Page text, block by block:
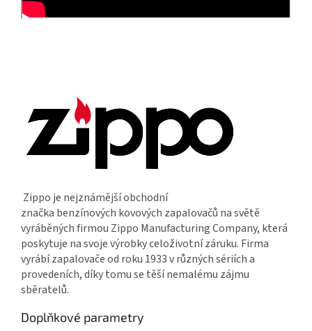
Zippo je nejznámější obchodní
značka benzínových kovových zapalovačů na světě
vyráběných firmou Zippo Manufacturing Company, která
poskytuje na svoje výrobky celoživotní záruku. Firma
vyrábí zapalovače od roku 1933 v různých sériích a
provedeních, díky tomu se těší nemalému zájmu
sběratelů.
Doplňkové parametry